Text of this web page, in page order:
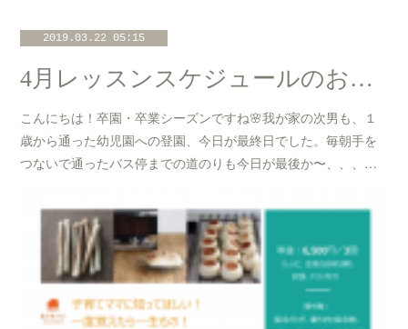
2019.03.22 05:15
4月レッスンスケジュールのお知らせ☆
こんにちは！卒園・卒業シーズンですね🌸我が家の次男も、１
歳から通った幼児園への登園、今日が最終日でした。毎朝手を
つないで通ったバス停までの道のりも今日が最後か〜、、、…